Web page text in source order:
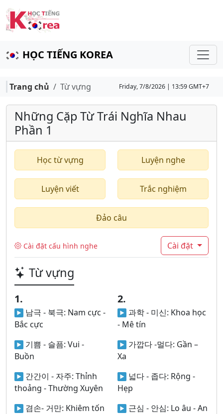
HỌC TIẾNG KOREA
Trang chủ Từ vựng Friday, 7/8/2026 | 13:59 GMT+7
Những Cặp Từ Trái Nghĩa Nhau
Phần 1
Học từ vựng Luyện nghe
Luyện viết Trắc nghiệm
Đảo câu
Cài đặt cấu hình nghe Cài đặt
Từ vựng
1.
남극 - 북극: Nam cực -
Bắc cực
기쁨 - 슬픔: Vui -
Buồn
간간이 - 자주: Thỉnh
thoảng - Thường Xuyên
겸손- 거만: Khiêm tốn
2.
과학 - 미신: Khoa học
- Mê tín
가깝다 -멀다: Gần –
Xa
넓다 - 좁다: Rộng -
Hẹp
근심 - 안심: Lo âu - An